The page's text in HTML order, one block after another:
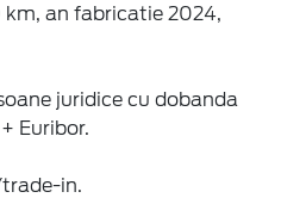
an fabricatie 2024,
juridice cu dobanda
Euribor.
in.